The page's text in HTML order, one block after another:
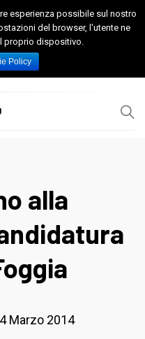
e Attività nella Capitanata
alla
Marzo 2014
esperienza possibile sul nostro
del browser, l'utente ne
proprio dispositivo.
Policy